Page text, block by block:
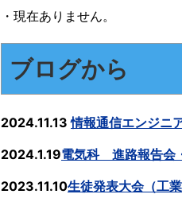
・現在ありません。
ブログから
2024.11.13情報通信エンジニ
2024.1.19電気科 進路報告会
2023.11.10生徒発表大会（工